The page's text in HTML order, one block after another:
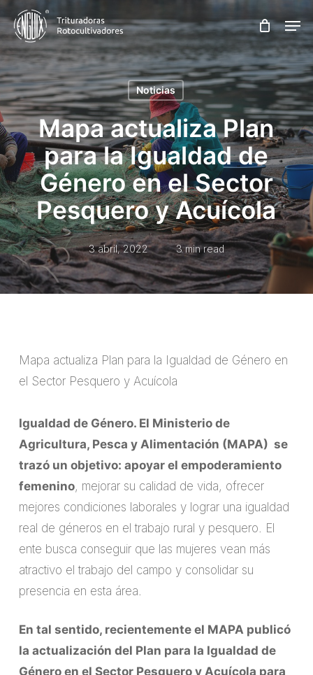
Skip
to
main
content
Noticias
Mapa actualiza Plan
para la Igualdad de
Género en el Sector
Pesquero y Acuícola
3 abril, 2022 3 min read
Mapa actualiza Plan para la Igualdad de Género en
el Sector Pesquero y Acuícola
Igualdad de Género. El Ministerio de
Agricultura, Pesca y Alimentación (MAPA) se
trazó un objetivo: apoyar el empoderamiento
femenino, mejorar su calidad de vida, ofrecer
mejores condiciones laborales y lograr una igualdad
real de géneros en el trabajo rural y pesquero. El
ente busca conseguir que las mujeres vean más
atractivo el trabajo del campo y consolidar su
presencia en esta área.
En tal sentido, recientemente el MAPA publicó
la actualización del Plan para la Igualdad de
Género en el Sector Pesquero y Acuícola para